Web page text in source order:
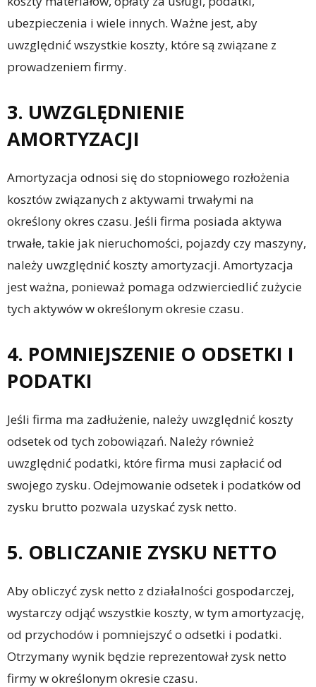
ubezpieczenia i wiele innych. Ważne jest, aby
uwzględnić wszystkie koszty, które są związane z
prowadzeniem firmy.
3. UWZGLĘDNIENIE
AMORTYZACJI
Amortyzacja odnosi się do stopniowego rozłożenia
kosztów związanych z aktywami trwałymi na
określony okres czasu. Jeśli firma posiada aktywa
trwałe, takie jak nieruchomości, pojazdy czy maszyny,
należy uwzględnić koszty amortyzacji. Amortyzacja
jest ważna, ponieważ pomaga odzwierciedlić zużycie
tych aktywów w określonym okresie czasu.
4. POMNIEJSZENIE O ODSETKI I
PODATKI
Jeśli firma ma zadłużenie, należy uwzględnić koszty
odsetek od tych zobowiązań. Należy również
uwzględnić podatki, które firma musi zapłacić od
swojego zysku. Odejmowanie odsetek i podatków od
zysku brutto pozwala uzyskać zysk netto.
5. OBLICZANIE ZYSKU NETTO
Aby obliczyć zysk netto z działalności gospodarczej,
wystarczy odjąć wszystkie koszty, w tym amortyzację,
od przychodów i pomniejszyć o odsetki i podatki.
Otrzymany wynik będzie reprezentował zysk netto
firmy w określonym okresie czasu.